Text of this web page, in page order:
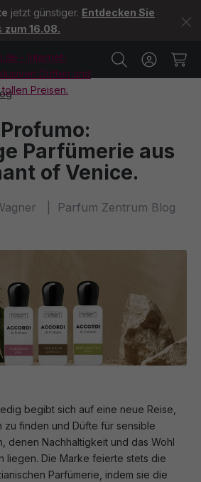
jetzt günstiger. Entdecken Sie
zum 16.08.
Parfümerie aus
of Venice.
Parfum Zentrum Blog
begibt sich auf eine neue Reise,
zu finden und Düfte für sensible
denen Nachhaltigkeit und das Wohl
liegen. Die Marke feierte stets die
Parfümerie, indem sie die